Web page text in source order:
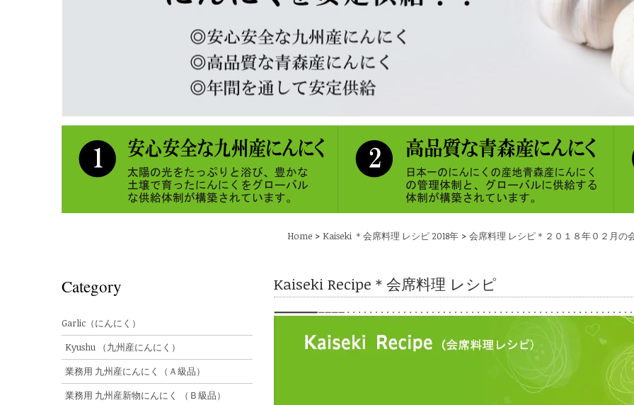
Home> Kaiseki ＊会席料理 レシピ 2018年> 会席料理 レシピ＊２０１８年０２月の
Kaiseki Recipe＊会席料理 レシピ
Category
Garlic（にんにく）
Kyushu （九州産にんにく）
業務用 九州産にんにく（Ａ級品）
業務用 九州産新物にんにく （Ｂ級品）